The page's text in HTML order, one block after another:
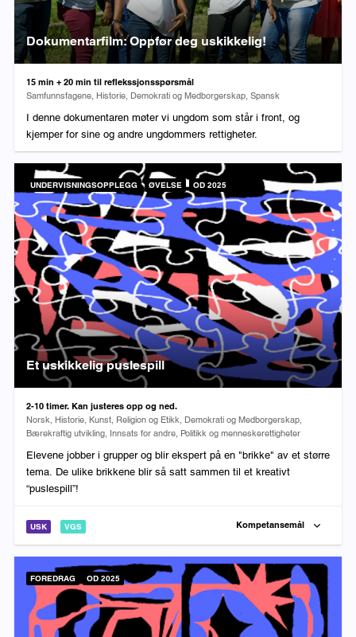
Dokumentarfilm: Oppfør deg uskikkelig!
Varighet:
15 min + 20 min til reflekssjonsspørsmål
Fag:
Samfunnsfagene, Historie, Demokrati og Medborgerskap, Spansk
I denne dokumentaren møter vi ungdom som står i front, og
kjemper for sine og andre ungdommers rettigheter.
UNDERVISNINGSOPPLEGG ØVELSE OD 2025
Et uskikkelig puslespill
Varighet:
2-10 timer. Kan justeres opp og ned.
Fag:
Norsk, Historie, Kunst, Religion og Etikk, Demokrati og Medborgerskap,
Bærekraftig utvikling, Innsats for andre, Politikk og menneskerettigheter
Elevene jobber i grupper og blir ekspert på en "brikke" av et større
tema. De ulike brikkene blir så satt sammen til et kreativt
“puslespill”!
USK VGS Kompetansemål
FOREDRAG OD 2025